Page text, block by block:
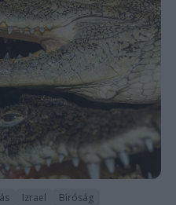
Izrael Bíróság